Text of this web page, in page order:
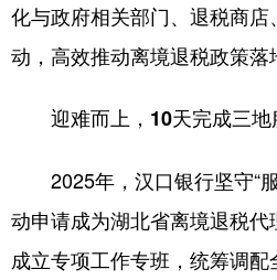
法律 中央文件
学术中国 乡村振兴
旅游
彩票 娱乐
公益 一带一路
化与政府相关部门、退税商
动，高效推动离境退税政策落
迎难而上，10天完成三
2025年，汉口银行坚守“
动申请成为湖北省离境退税
成立专项工作专班，统筹调